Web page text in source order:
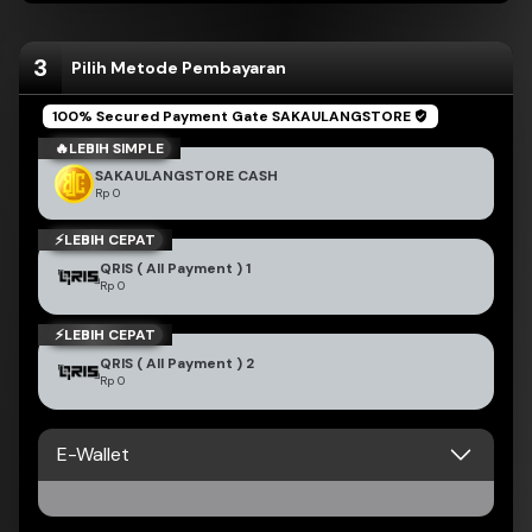
3 Pilih Metode Pembayaran
100% Secured Payment Gate SAKAULANGSTORE
SAKAULANGSTORE CASH
Rp 0
BEST PRICE
🔥LEBIH SIMPLE
QRIS ( All Payment ) 1
Rp 0
⚡LEBIH CEPAT
QRIS ( All Payment ) 2
Rp 0
BEST PRICE
⚡LEBIH CEPAT
E-Wallet
OVO ShopeePay